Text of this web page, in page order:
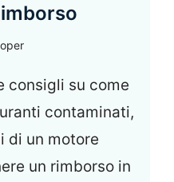
consigli su come
contaminati,
di un motore
un rimborso in